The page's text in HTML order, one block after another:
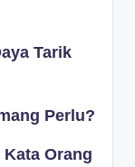
Tarik
Perlu?
Orang